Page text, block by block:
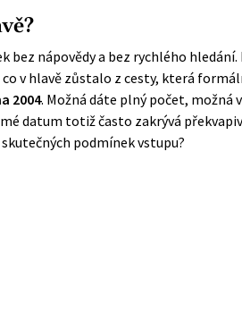
nápovědy a bez rychlého
v hlavě zůstalo z cesty, která
2004. Možná dáte plný počet, možná
datum totiž často zakrývá
podmínek vstupu?